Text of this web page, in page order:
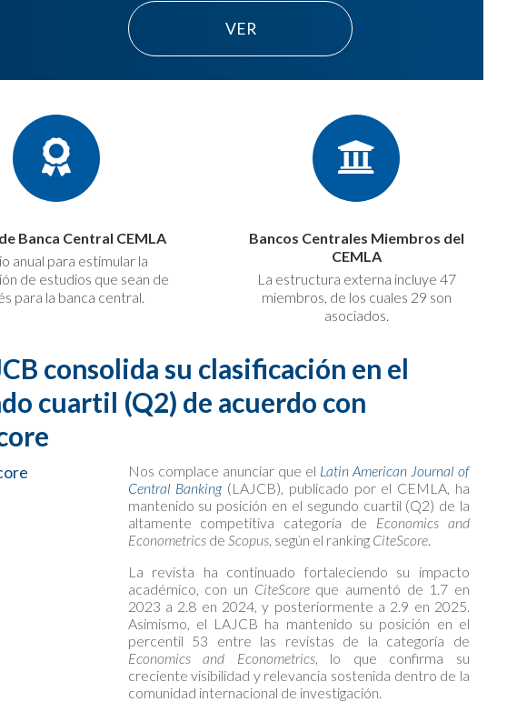
VER
Banca Central CEMLA
anual para estimular la
de estudios que sean de
para la banca central.
Bancos Centrales Miembros del
CEMLA
La estructura externa incluye 47
miembros, de los cuales 29 son
asociados.
consolida su clasificación en el
cuartil (Q2) de acuerdo con
Nos complace anunciar que el Latin American Journal of
Central Banking(LAJCB), publicado por el CEMLA, ha
mantenido su posición en el segundo cuartil (Q2) de la
altamente competitiva categoría de Economics and
Econometricsde Scopus, según el ranking CiteScore.
La revista ha continuado fortaleciendo su impacto
académico, con un CiteScoreque aumentó de 1.7 en
2023 a 2.8 en 2024, y posteriormente a 2.9 en 2025.
Asimismo, el LAJCB ha mantenido su posición en el
percentil 53 entre las revistas de la categoría de
Economics and Econometrics, lo que confirma su
creciente visibilidad y relevancia sostenida dentro de la
comunidad internacional de investigación.